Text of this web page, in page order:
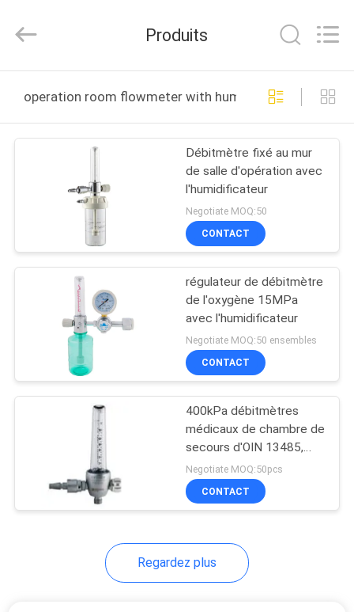
PRODUITS
NOUS
VISITE
D'USINE
CONTRÔLE
CONTACTEZ-
DEMANDEZ
Solutions
Rights
Produits
operation room flowmeter with humidifier fabrication
Débitmètre fixé au mur
de salle d'opération avec
l'humidificateur
Negotiate MOQ:50
CONTACT
régulateur de débitmètre
de l'oxygène 15MPa
avec l'humidificateur
Negotiate MOQ:50 ensembles
CONTACT
400kPa débitmètres
médicaux de chambre de
secours d'OIN 13485,
compteur de débit
médical de l'oxygène
Negotiate MOQ:50pcs
CONTACT
Regardez plus